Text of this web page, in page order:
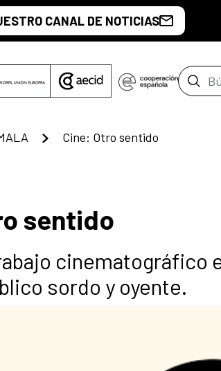
CANAL DE NOTICIAS
Cine: Otro sentido
sentido
cinematográfico
sordo y oyente.